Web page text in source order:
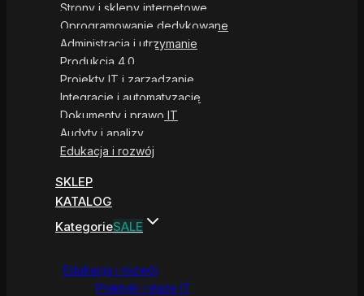
Strony i sklepy internetowe
Oprogramowanie dedykowane
Administracja i utrzymanie
Produkcja 4.0
Projekty IT i zarządzanie
Integracje i automatyzacje
Dokumenty i prawo IT
Audyty i analizy
Edukacja i rozwój
SKLEP
KATALOG
KategorieSALE
Edukacja i rozwój
Praktyki i staże IT